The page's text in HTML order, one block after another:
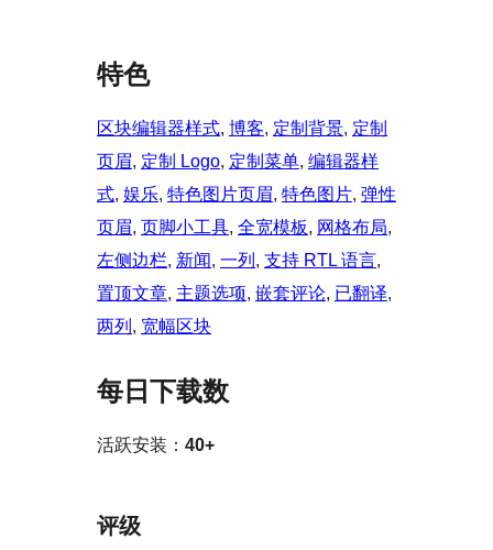
特色
区块编辑器样式, 博客, 定制背景, 定制
页眉, 定制 Logo, 定制菜单, 编辑器样
式, 娱乐, 特色图片页眉, 特色图片, 弹性
页眉, 页脚小工具, 全宽模板, 网格布局
左侧边栏, 新闻, 一列 , 支持 RTL 语言
置顶文章, 主题选项, 嵌套评论, 已翻译
两列 , 宽幅区块
每日下载数
活跃安装： 40+
评级